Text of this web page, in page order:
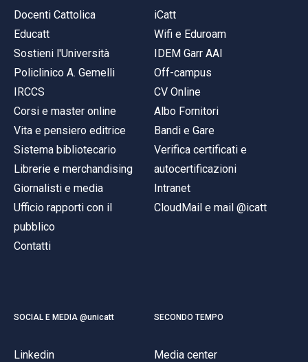
Docenti Cattolica
Educatt
Sostieni l'Università
Policlinico A. Gemelli
IRCCS
Corsi e master online
Vita e pensiero editrice
Sistema bibliotecario
Librerie e merchandising
Giornalisti e media
Ufficio rapporti con il
pubblico
Contatti
iCatt
Wifi e Eduroam
IDEM Garr AAI
Off-campus
CV Online
Albo Fornitori
Bandi e Gare
Verifica certificati e
autocertificazioni
Intranet
CloudMail e mail @icatt
SOCIAL E MEDIA @unicatt
Linkedin
SECONDO TEMPO
Media center